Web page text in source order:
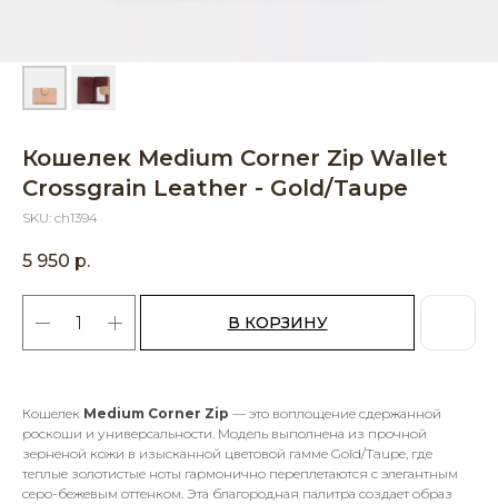
Кошелек Medium Corner Zip Wallet
Crossgrain Leather - Gold/Taupe
SKU: ch1394
5 950 р.
В КОРЗИНУ
Кошелек Medium Corner Zip — это воплощение сдержанной
роскоши и универсальности. Модель выполнена из прочной
зерненой кожи в изысканной цветовой гамме Gold/Taupe, где
теплые золотистые ноты гармонично переплетаются с элегантным
серо-бежевым оттенком. Эта благородная палитра создает образ